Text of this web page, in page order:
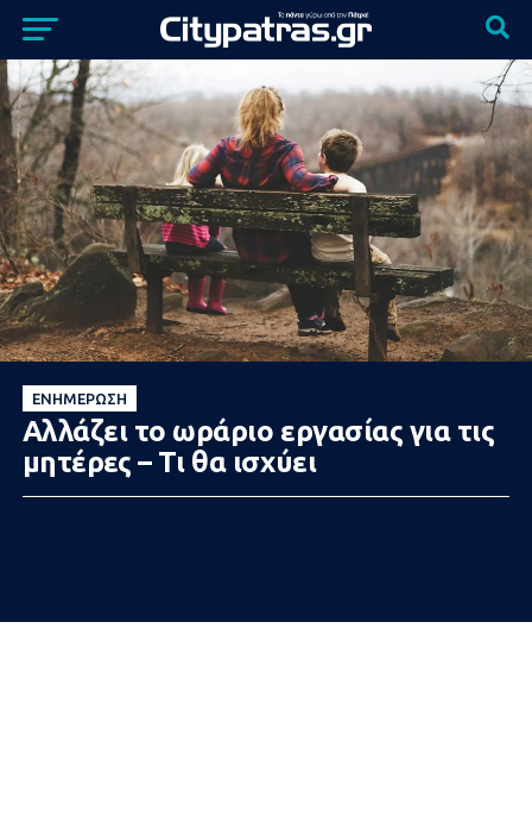
ΕΝΗΜΈΡΩΣΗ
Αλλάζει το ωράριο εργασίας για τις
μητέρες – Τι θα ισχύει